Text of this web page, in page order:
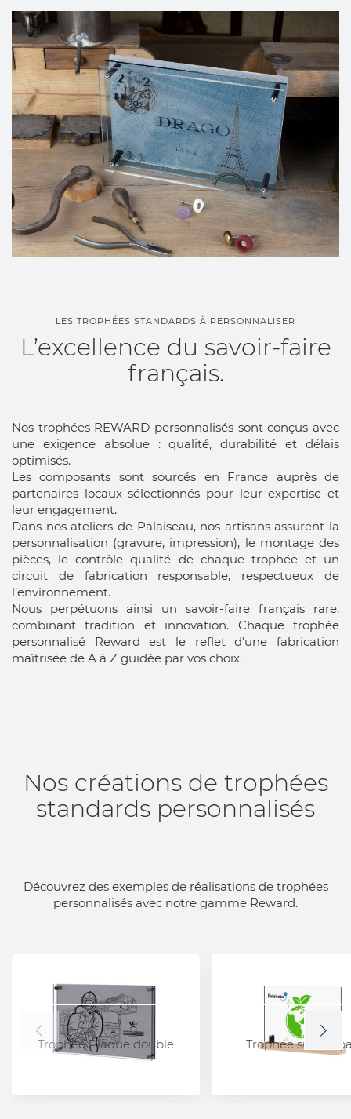
LES TROPHÉES STANDARDS À PERSONNALISER
L’excellence du savoir-faire
français.
Nos trophées REWARD personnalisés sont conçus avec
une exigence absolue : qualité, durabilité et délais
optimisés.
Les composants sont sourcés en France auprès de
partenaires locaux sélectionnés pour leur expertise et
leur engagement.
Dans nos ateliers de Palaiseau, nos artisans assurent la
personnalisation (gravure, impression), le montage des
pièces, le contrôle qualité de chaque trophée et un
circuit de fabrication responsable, respectueux de
l’environnement.
Nous perpétuons ainsi un savoir-faire français rare,
combinant tradition et innovation. Chaque trophée
personnalisé Reward est le reflet d’une fabrication
maîtrisée de A à Z guidée par vos choix.
Nos créations de trophées
standards personnalisés
Découvrez des exemples de réalisations de trophées
personnalisés avec notre gamme Reward.
Trophée Plaque double Trophée sur